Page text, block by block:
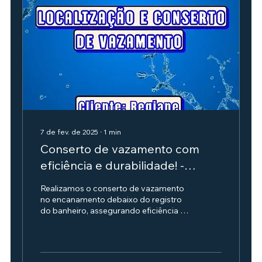
7 de fev. de 2025 ∙ 1 min
Conserto de vazamento com
eficiência e durabilidade! -
Cliente Regiane Garcia
Realizamos o conserto de vazamento
no encanamento debaixo do registro
do banheiro, assegurando eficiência e